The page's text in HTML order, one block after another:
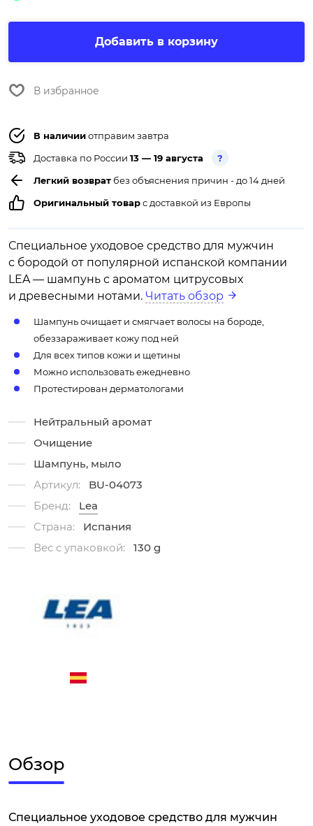
Добавить в корзину
В избранное
В наличииотправим завтра
Доставка по России 13 — 19 августа
?
Легкий возврат без объяснения причин - до 14 дней
Оригинальный товарс доставкой из Европы
Специальное уходовое средство для мужчин
с бородой от популярной испанской компании
LEA — шампунь с ароматом цитрусовых
и древесными нотами. Читать обзор
Шампунь очищает и смягчает волосы на бороде,
обеззараживает кожу под ней
Для всех типов кожи и щетины
Можно использовать ежедневно
Протестирован дерматологами
Нейтральный аромат
Очищение
Шампунь, мыло
Артикул:
BU-04073
Бренд:
Lea
Страна:
Испания
Вес с упаковкой:
130 g
Обзор
Специальное уходовое средство для мужчин